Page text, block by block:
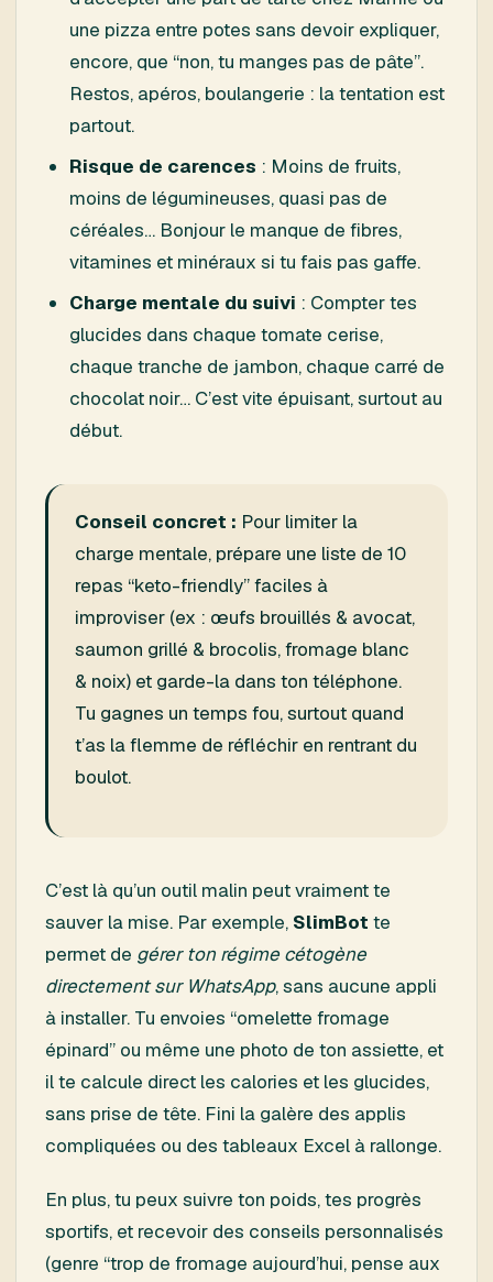
une pizza entre potes sans devoir expliquer,
encore, que “non, tu manges pas de pâte”.
Restos, apéros, boulangerie : la tentation est
partout.
Risque de carences : Moins de fruits,
moins de légumineuses, quasi pas de
céréales… Bonjour le manque de fibres,
vitamines et minéraux si tu fais pas gaffe.
Charge mentale du suivi : Compter tes
glucides dans chaque tomate cerise,
chaque tranche de jambon, chaque carré de
chocolat noir… C’est vite épuisant, surtout au
début.
Conseil concret : Pour limiter la
charge mentale, prépare une liste de 10
repas “keto-friendly” faciles à
improviser (ex : œufs brouillés & avocat,
saumon grillé & brocolis, fromage blanc
& noix) et garde-la dans ton téléphone.
Tu gagnes un temps fou, surtout quand
t’as la flemme de réfléchir en rentrant du
boulot.
C’est là qu’un outil malin peut vraiment te
sauver la mise. Par exemple, SlimBot te
permet de gérer ton régime cétogène
directement sur WhatsApp, sans aucune appli
à installer. Tu envoies “omelette fromage
épinard” ou même une photo de ton assiette, et
il te calcule direct les calories et les glucides,
sans prise de tête. Fini la galère des applis
compliquées ou des tableaux Excel à rallonge.
En plus, tu peux suivre ton poids, tes progrès
sportifs, et recevoir des conseils personnalisés
(genre “trop de fromage aujourd’hui, pense aux